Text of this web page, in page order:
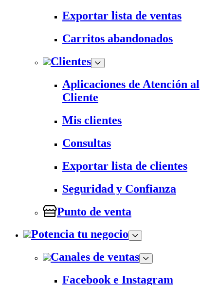
Exportar lista de ventas
Carritos abandonados
Clientes
Aplicaciones de Atención al
Cliente
Mis clientes
Consultas
Exportar lista de clientes
Seguridad y Confianza
Punto de venta
Potencia tu negocio
Canales de ventas
Facebook e Instagram